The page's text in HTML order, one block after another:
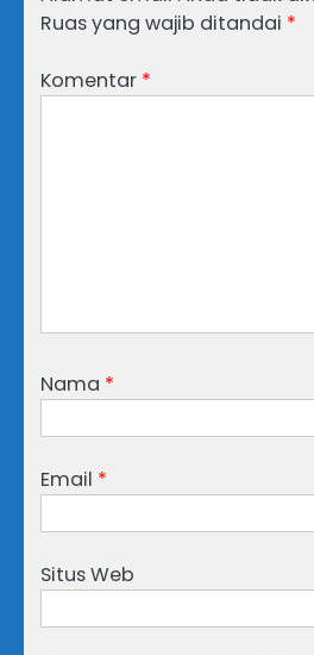
Ruas yang wajib ditandai *
Komentar *
Nama *
Email *
Situs Web